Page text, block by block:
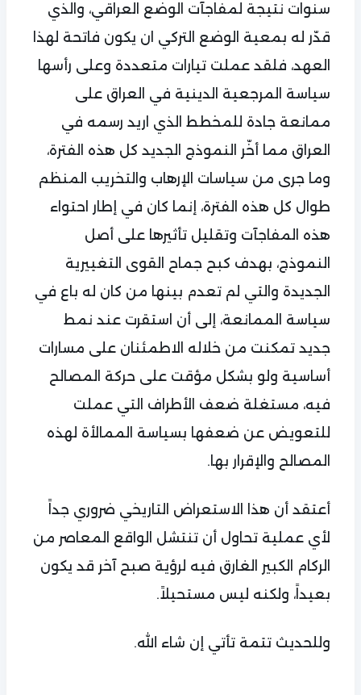
سنوات نتيجة لمفاجآت الوضع العراقي، والذي
قدّر له بمعية الوضع التركي ان يكون فاتحة لهذا
العهد، فلقد عملت تيارات متعددة وعلى رأسها
سياسة المرجعية الدينية في العراق على
ممانعة جادة للمخطط الذي اريد رسمه في
العراق مما أخّر النموذج الجديد كل هذه الفترة،
وما جرى من سياسات الإرهاب والتخريب المنظم
طوال كل هذه الفترة، إنما كان في إطار احتواء
هذه المفاجآت وتقليل تأثيرها على أصل
النموذج، بهدف كبح جماح القوى التغييرية
الجديدة والتي لم تعدم بينها من كان له باع في
سياسة الممانعة، إلى أن استقرت عند نمط
جديد تمكنت من خلاله الاطمئنان على مسارات
أساسية ولو بشكل مؤقت على حركة المصالح
فيه، مستغلة ضعف الأطراف التي عملت
للتعويض عن ضعفها بسياسة الممالأة لهذه
المصالح والإقرار بها.
أعتقد أن هذا الاستعراض التاريخي ضروري جداً
لأي عملية تحاول أن تنتشل الواقع المعاصر من
الركام الكبير الغارق فيه لرؤية صبح آخر قد يكون
بعيداً، ولكنه ليس مستحيلاً.
وللحديث تتمة تأتي إن شاء الله.